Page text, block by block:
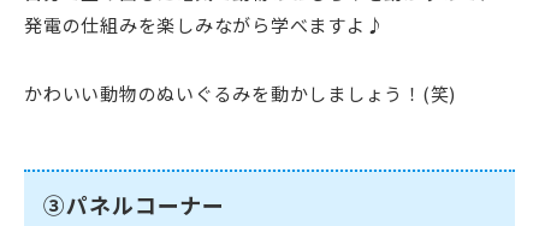
発電の仕組みを楽しみながら学べますよ♪
かわいい動物のぬいぐるみを動かしましょう！(笑)
③パネルコーナー